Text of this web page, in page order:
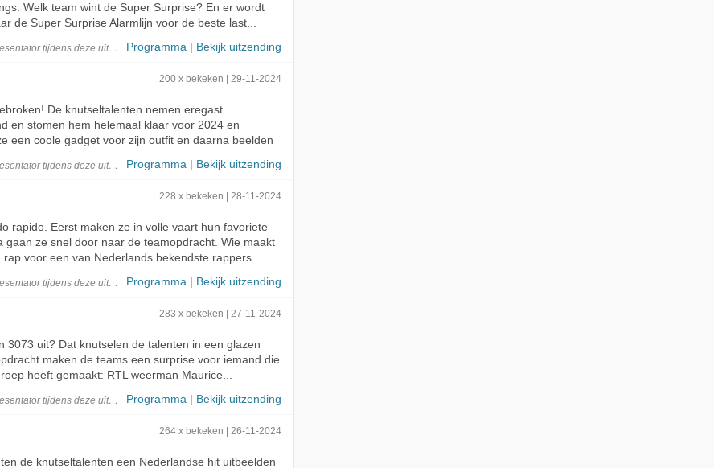
Welk team wint de Super Surprise? En er wordt
de Super Surprise Alarmlijn voor de beste last...
tijdens deze uitzending Programma | Bekijk uitzending
200 x bekeken | 29-11-2024
De knutseltalenten nemen eregast
en stomen hem helemaal klaar voor 2024 en
een coole gadget voor zijn outfit en daarna beelden
tijdens deze uitzending Programma | Bekijk uitzending
228 x bekeken | 28-11-2024
rapido. Eerst maken ze in volle vaart hun favoriete
gaan ze snel door naar de teamopdracht. Wie maakt
voor een van Nederlands bekendste rappers...
tijdens deze uitzending Programma | Bekijk uitzending
283 x bekeken | 27-11-2024
3073 uit? Dat knutselen de talenten in een glazen
maken de teams een surprise voor iemand die
heeft gemaakt: RTL weerman Maurice...
tijdens deze uitzending Programma | Bekijk uitzending
264 x bekeken | 26-11-2024
de knutseltalenten een Nederlandse hit uitbeelden